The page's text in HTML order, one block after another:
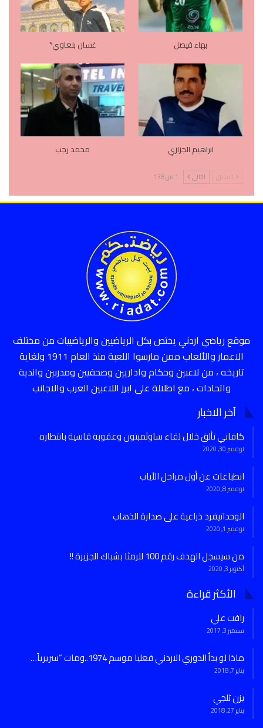
بهاء فيصل غسان بلعاوي*
ابراهيم الجزازي محمد رجب
السابق التالي 1 من 138
موقع رياضي اردني يختص بكل الرياضيين والرياضييات من مختلف
الاعمار والألعاب ممن مارسوا اللعبة منذ العام 1911 ولغاية
تاريخه ، من لاعبين وحكام واداريين وصحفيين ومدربين واندية
واتحادات ، مع اطلالة على ابرز اللاعبين العرب والاجانب
آخر الاخبار
كافاني تألق خلال لقاء ساوثمبتون وعقوبة قاسية بانتظاره
نوفمبر 30, 2020
انطباعات عن أول مراحل الأياب
نوفمبر 8, 2020
الوحداتيفرد ذراعية على صدارة الذهاب
نوفمبر 1, 2020
من سيسجل الهدف رقم 100 للرمثا بشباك الجزيرة !!
أكتوبر 3, 2020
الأكثر قراءة
رافت علي
سبتمبر 3, 2017
ماذا لو بدأ الدوري الاردني فعليا موسم 1974..ومات “سريرياً…
يناير 7, 2018
يزن ثلجي
يناير 27, 2018